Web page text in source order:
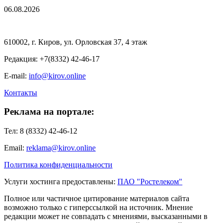
06.08.2026
610002, г. Киров, ул. Орловская 37, 4 этаж
Редакция: +7(8332) 42-46-17
E-mail: info@kirov.online
Контакты
Реклама на портале:
Тел: 8 (8332) 42-46-12
Email: reklama@kirov.online
Политика конфиденциальности
Услуги хостинга предоставлены: ПАО "Ростелеком"
Полное или частичное цитирование материалов сайта
возможно только с гиперссылкой на источник. Мнение
редакции может не совпадать с мнениями, высказанными в